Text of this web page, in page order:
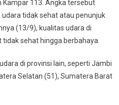
Kampar 113. Angka tersebut
tidak sehat atau penunjuk
(13/9), kualitas udara di
sehat hingga berbahaya.
di provinsi lain, seperti Jambi
Selatan (51), Sumatera Barat